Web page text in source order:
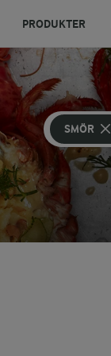
PRODUKTER
SMÖR